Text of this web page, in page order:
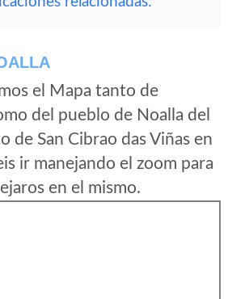
el Mapa tanto de
del pueblo de Noalla del
de San Cibrao das Viñas en
ir manejando el zoom para
en el mismo.